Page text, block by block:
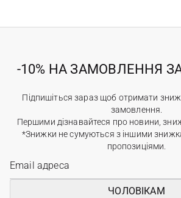
-10% НА ЗАМОВЛЕННЯ
Підпишіться зараз щоб отримати
замовлення.
Першими дізнавайтеся про новини,
*Знижки не сумуються з іншими
пропозиціями.
ЧОЛОВІКАМ